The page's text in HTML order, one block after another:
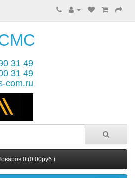
СМС
31 49
31 49
com.ru
0 (0.00руб.)